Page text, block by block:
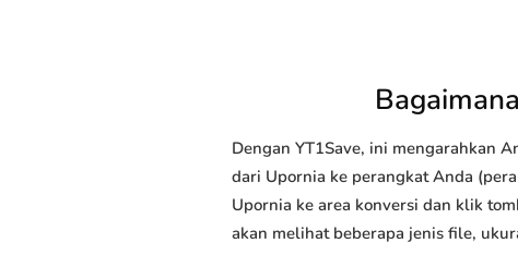
Dengan YT1Save, ini mengarahkan
dari Upornia ke perangkat Anda
Upornia ke area konversi dan klik
akan melihat beberapa jenis file,